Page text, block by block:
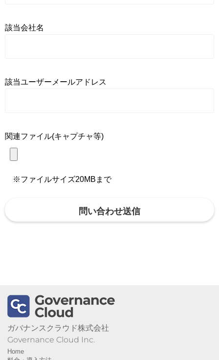
該当会社名
該当ユーザーメールアドレス
関連ファイル(キャプチャ等)
※ファイルサイズ20MBまで
ガバナンスクラウド株式会社
Governance Cloud Inc.
Home